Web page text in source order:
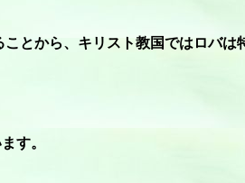
とから、キリスト教国ではロバ
す。